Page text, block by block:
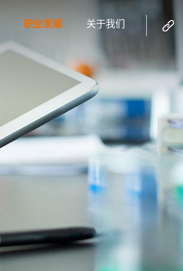
职业发展 关于我们